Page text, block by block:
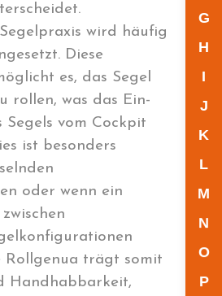
G
H
I
J
K
L
M
N
O
P
wird häufig
Diese
es, das Segel
rollen, was das Ein-
Segels vom Cockpit
ist besonders
oder wenn ein
Rollgenua trägt somit
Handhabbarkeit,